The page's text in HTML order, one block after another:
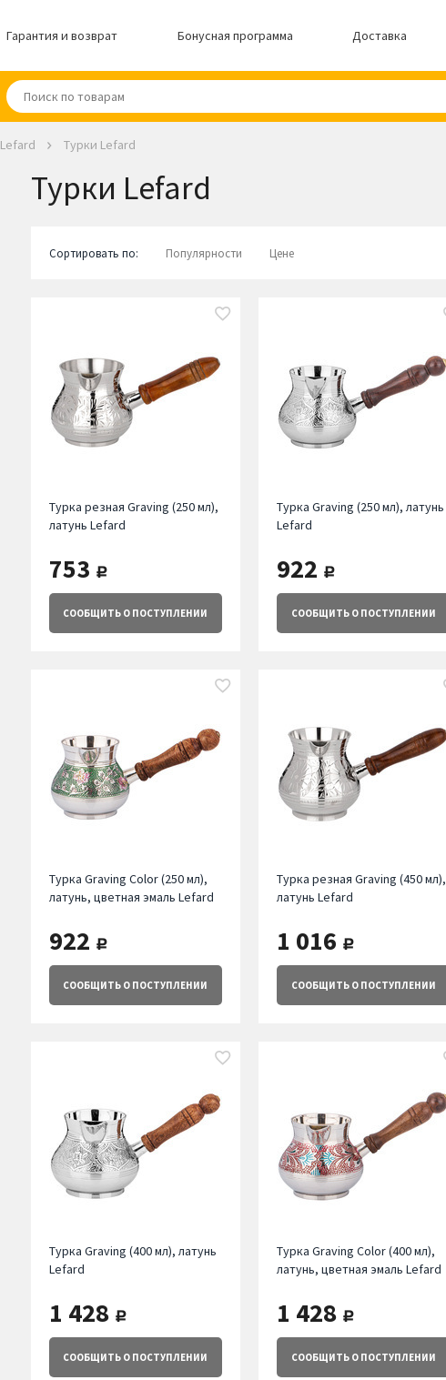
Гарантия и возврат Бонусная программа Доставка
Lefard Турки Lefard
Турки Lefard
Сортировать по: Популярности Цене
Турка резная Graving (250 мл),
латунь Lefard
753 руб.
СООБЩИТЬ О ПОСТУПЛЕНИИ
Турка Graving (250 мл), латунь
Lefard
922 руб.
СООБЩИТЬО ПОСТУПЛЕНИИ
Турка Graving Color (250 мл),
латунь, цветная эмаль Lefard
922 руб.
СООБЩИТЬ О ПОСТУПЛЕНИИ
Турка резная Graving (450 мл),
латунь Lefard
1 016 руб.
СООБЩИТЬО ПОСТУПЛЕНИИ
Турка Graving (400 мл), латунь
Lefard
1 428 руб.
СООБЩИТЬ О ПОСТУПЛЕНИИ
Турка Graving Color (400 мл),
латунь, цветная эмаль Lefard
1 428 руб.
СООБЩИТЬО ПОСТУПЛЕНИИ